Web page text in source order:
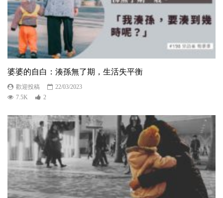
婆婆的自白：湊孫無了期，生活失平衡
歡迎投稿
22/03/2023
7.5K
2